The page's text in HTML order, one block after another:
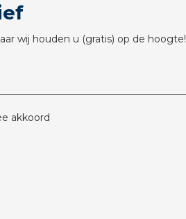
wij houden u (gratis) op de hoogte!
akkoord